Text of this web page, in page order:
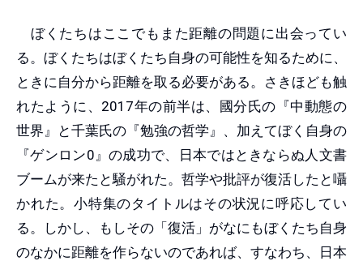
ぼくたちはここでもまた距離の問題に出会ってい
る。ぼくたちはぼくたち自身の可能性を知るために、
ときに自分から距離を取る必要がある。さきほども触
れたように、2017年の前半は、國分氏の『中動態の
世界』と千葉氏の『勉強の哲学』、加えてぼく自身の
『ゲンロン0』の成功で、日本ではときならぬ人文書
ブームが来たと騒がれた。哲学や批評が復活したと囁
かれた。小特集のタイトルはその状況に呼応してい
る。しかし、もしその「復活」がなにもぼくたち自身
のなかに距離を作らないのであれば、すなわち、日本